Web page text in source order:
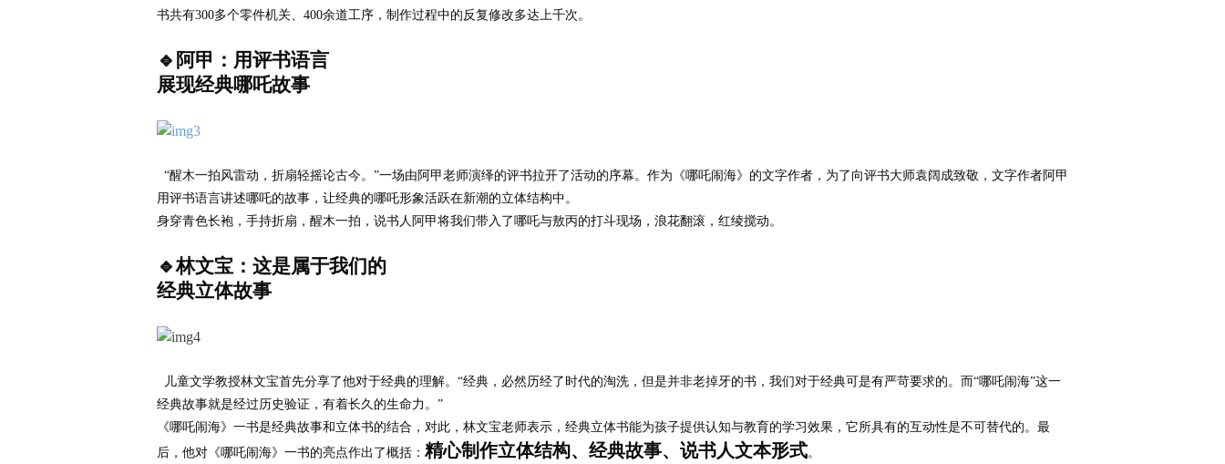
书共有300多个零件机关、 400余道工序，制作过程中的反复修改多达上千次。
🔹 阿甲：用评书语言
展现经典哪吒故事
“醒木一拍风雷动，折扇轻摇论古今。 ”一场由阿甲老师演绎的评书拉开了活动的序幕。作为《哪吒闹海》的文字作者，为了向评书大师袁阔成致敬，文字作者阿甲
用评书语言讲述哪吒的故事，让经典的哪吒形象活跃在新潮的立体结构中。
身穿青色长袍，手持折扇，醒木一拍，说书人阿甲将我们带入了哪吒与敖丙的打斗现场，浪花翻滚，红绫搅动。
🔹林文宝：这是属于我们的
经典立体故事
儿童文学教授林文宝首先分享了他对于经典的理解。 “经典，必然历经了时代的淘洗，但是并非老掉牙的书，我们对于经典可是有严苛要求的。而“哪吒闹海”这一
经典故事就是经过历史验证，有着长久的生命力。 ”
《哪吒闹海》一书是经典故事和立体书的结合，对此，林文宝老师表示，经典立体书能为孩子提供认知与教育的学习效果，它所具有的互动性是不可替代的。最
后，他对《哪吒闹海》一书的亮点作出了概括： 精心制作立体结构、经典故事、说书人文本形式。